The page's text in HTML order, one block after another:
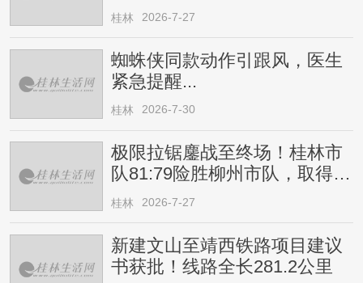
桂林 2026-7-27
蜘蛛侠同款动作引跟风，医生
紧急提醒...
桂林 2026-7-30
极限拉锯鏖战至终场！桂林市
队81:79险胜柳州市队，取得四
连胜
桂林 2026-7-27
新建文山至靖西铁路项目建议
书获批！线路全长281.2公里